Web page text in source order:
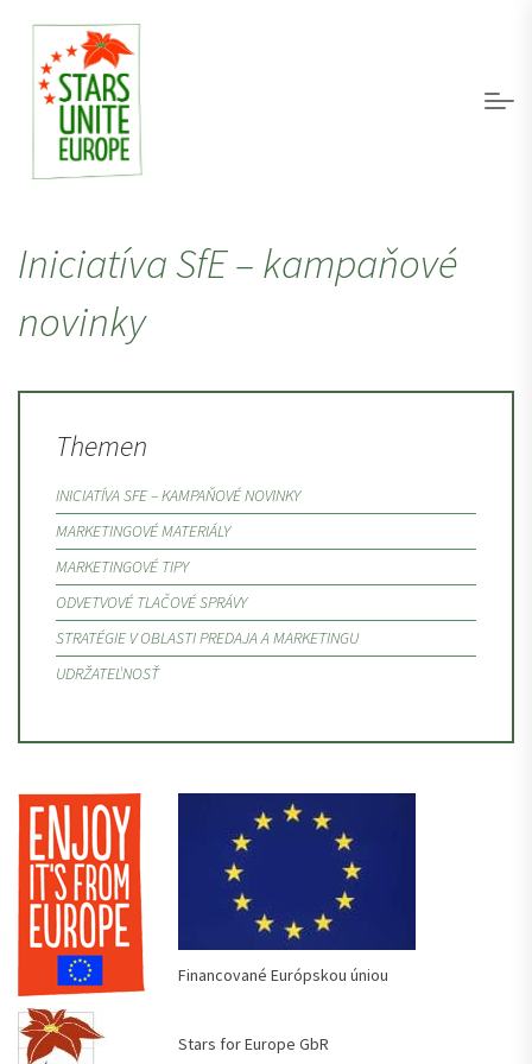
Iniciatíva SfE – kampaňové
novinky
Themen
INICIATÍVA SFE – KAMPAŇOVÉ NOVINKY
MARKETINGOVÉ MATERIÁLY
MARKETINGOVÉ TIPY
ODVETVOVÉ TLAČOVÉ SPRÁVY
STRATÉGIE V OBLASTI PREDAJA A MARKETINGU
UDRŽATEĽNOSŤ
Financované Európskou úniou
Stars for Europe GbR